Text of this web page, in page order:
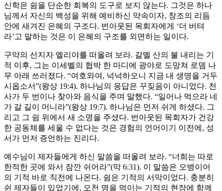
신학은 쉼을 단순한 회복의 도구로 보지 않는다. 그것은 하나
님께서 자신의 백성을 위해 예비하신 약속이자, 창조의 리듬
안에 새겨진 은혜의 구조다. 번아웃된 목회자에게 ‘더 버텨
라’고 말하는 것은 이 은혜의 구조를 외면하는 일이다.
구약의 선지자 엘리야를 떠올려 보라. 갈멜 산의 불 내리는 기
적 이후, 그는 이세벨의 협박 한 마디에 광야로 도망쳐 로뎀 나
무 아래 쓰러졌다. “여호와여, 넉넉하오니 지금 내 생명을 거두
시옵소서”(왕상 19:4). 하나님의 응답은 꾸짖음이 아니었다. 천
사가 두 번이나 찾아와 음식을 주며 말했다. “일어나 먹으라 네
가 갈 길이 머니라”(왕상 19:7). 하나님은 먼저 쉬게 하셨다. 그
리고 그 쉼 위에서 새 소명을 주셨다. 번아웃된 목회자가 건강
한 공동체를 세울 수 없다는 것은 경험의 언어이기 이전에, 성
서가 먼저 증언하는 진리다.
예수님이 제자들에게 하신 말씀을 떠올려 보라. “너희는 따로
한적한 곳에 와서 잠깐 쉬어라”(막 6:31). 이 말씀은 오병이어
의 기적 바로 직전에 나온다. 쉼은 기적의 서막이었다. 충분히
쉰 제자들이 있었기에, 오천 명을 먹이는 기적의 현장에 함께